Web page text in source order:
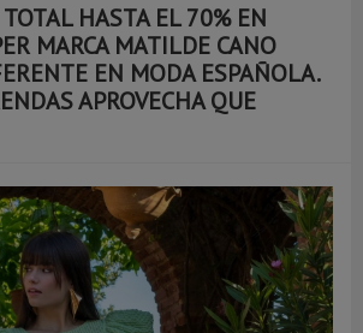
HASTA EL 70% EN
MARCA MATILDE CANO
EN MODA ESPAÑOLA.
APROVECHA QUE